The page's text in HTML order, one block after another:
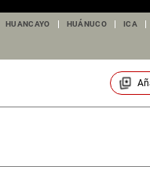
HUANCAYO HUÁNUCO ICA